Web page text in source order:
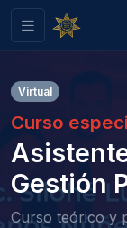
Virtual
Curso
Gestión
Curso teórico y